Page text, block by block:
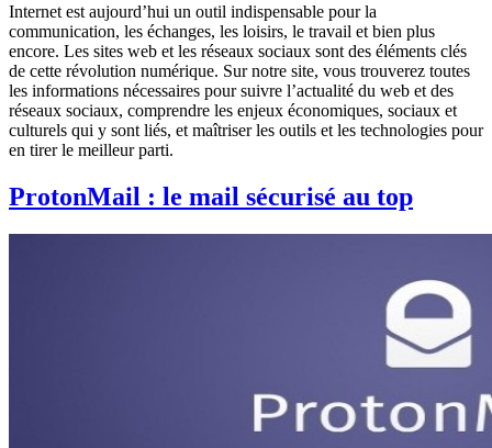
Internet est aujourd’hui un outil indispensable pour la
communication, les échanges, les loisirs, le travail et bien plus
encore. Les sites web et les réseaux sociaux sont des éléments clés
de cette révolution numérique. Sur notre site, vous trouverez toutes
les informations nécessaires pour suivre l’actualité du web et des
réseaux sociaux, comprendre les enjeux économiques, sociaux et
culturels qui y sont liés, et maîtriser les outils et les technologies pour
en tirer le meilleur parti.
ProtonMail : le mail sécurisé au top